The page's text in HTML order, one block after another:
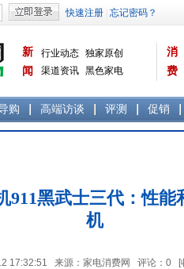
新
闻
行业动态 独家原创
渠道资讯 黑色家电
消
费
购 高端访谈 评测 促销
911黑武士三代：性
机
17:32:51 来源：家电消费网 评论： 0 [